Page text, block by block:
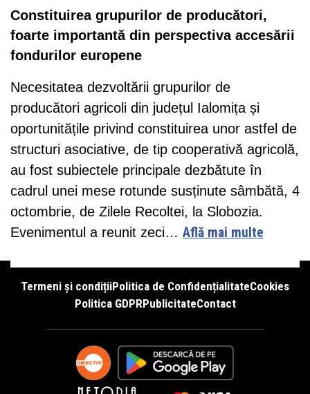
Constituirea grupurilor de producători,
foarte importantă din perspectiva accesării
fondurilor europene
Necesitatea dezvoltării grupurilor de
producători agricoli din județul Ialomița și
oportunitățile privind constituirea unor astfel de
structuri asociative, de tip cooperativă agricolă,
au fost subiectele principale dezbătute în
cadrul unei mese rotunde susținute sâmbătă, 4
octombrie, de Zilele Recoltei, la Slobozia.
Evenimentul a reunit zeci… Află mai multe
Termeni și condițiiPolitica de ConfidențialitateCookies
Politica GDPRPublicitateContact